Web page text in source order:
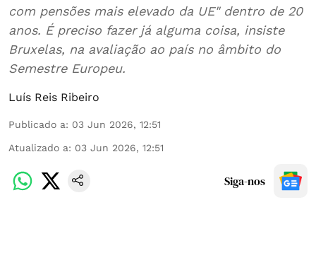
com pensões mais elevado da UE" dentro de 20
anos. É preciso fazer já alguma coisa, insiste
Bruxelas, na avaliação ao país no âmbito do
Semestre Europeu.
Luís Reis Ribeiro
Publicado a: 03 Jun 2026, 12:51
Atualizado a: 03 Jun 2026, 12:51
Siga-nos